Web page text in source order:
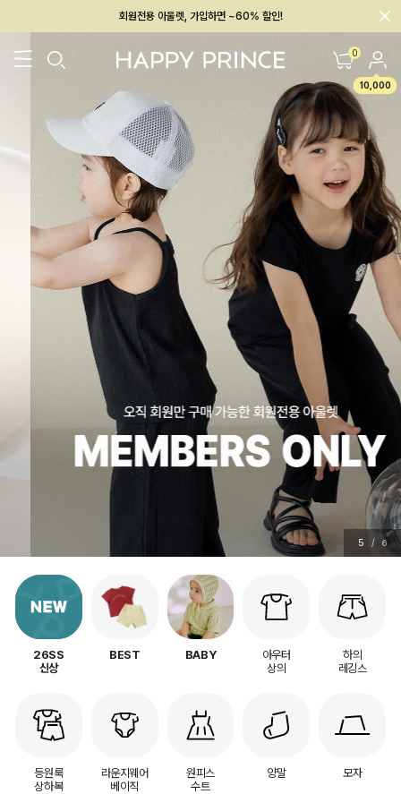
회원전용 아울렛, 가입하면 ~60% 할인!
멤버십 최대 28,000원 혜택 0
10,000
BEST BABY[6~12M] 아우터/상의 하의/레깅스
5 / 6
26SS
신상
BEST BABY
아우터
상의
하의
레깅스
등원룩
상하복
라운지웨어
베이직
원피스
수트
양말 모자